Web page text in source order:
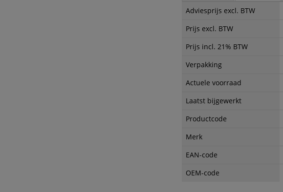
Adviesprijs excl. BTW
Prijs excl. BTW
Prijs incl. 21% BTW
Verpakking
Actuele voorraad
Laatst bijgewerkt
Productcode
Merk
EAN-code
OEM-code